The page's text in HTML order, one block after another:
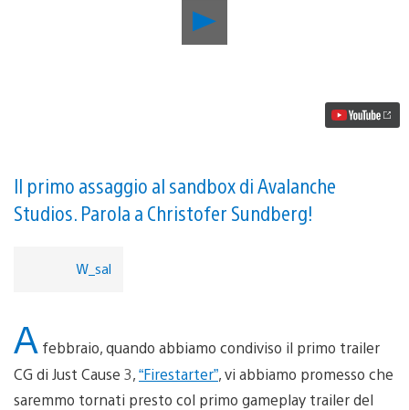
Ecco
3
Il primo assaggio al sandbox di Avalanche
Studios. Parola a Christofer Sundberg!
W_sal
A febbraio, quando abbiamo condiviso il primo trailer
CG di Just Cause 3,“Firestarter”, vi abbiamo promesso che
saremmo tornati presto col primo gameplay trailer del